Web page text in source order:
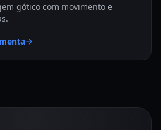
gótico com movimento e